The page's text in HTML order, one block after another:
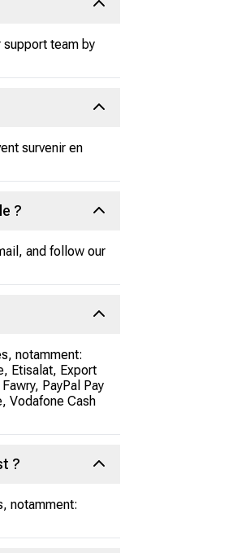
team by
survenir en
?
and follow our
notamment:
Etisalat, Export
PayPal Pay
Vodafone Cash
?
notamment: